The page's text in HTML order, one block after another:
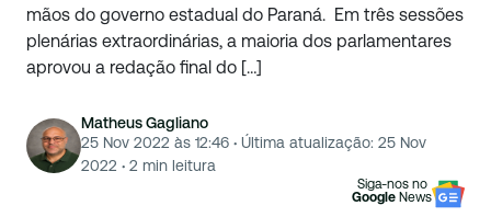
mãos do governo estadual do Paraná. Em três sessões
plenárias extraordinárias, a maioria dos parlamentares
aprovou a redação final do […]
Matheus Gagliano
25 Nov 2022 às 12:46 · Última atualização: 25 Nov
2022 · 2 min leitura
Siga-nos no
Google News